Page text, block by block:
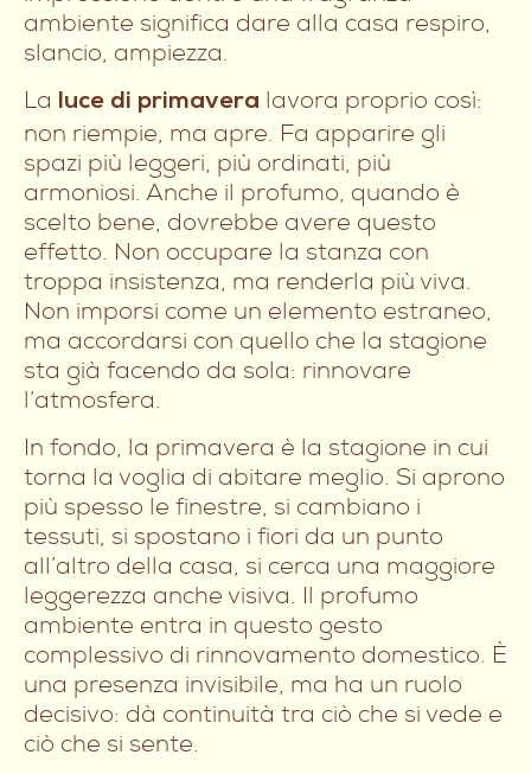
ambiente significa dare alla casa respiro,
slancio, ampiezza.
La luce di primavera lavora proprio così:
non riempie, ma apre. Fa apparire gli
spazi più leggeri, più ordinati, più
armoniosi. Anche il profumo, quando è
scelto bene, dovrebbe avere questo
effetto. Non occupare la stanza con
troppa insistenza, ma renderla più viva.
Non imporsi come un elemento estraneo,
ma accordarsi con quello che la stagione
sta già facendo da sola: rinnovare
l’atmosfera.
In fondo, la primavera è la stagione in cui
torna la voglia di abitare meglio. Si aprono
più spesso le finestre, si cambiano i
tessuti, si spostano i fiori da un punto
all’altro della casa, si cerca una maggiore
leggerezza anche visiva. Il profumo
ambiente entra in questo gesto
complessivo di rinnovamento domestico. È
una presenza invisibile, ma ha un ruolo
decisivo: dà continuità tra ciò che si vede e
ciò che si sente.